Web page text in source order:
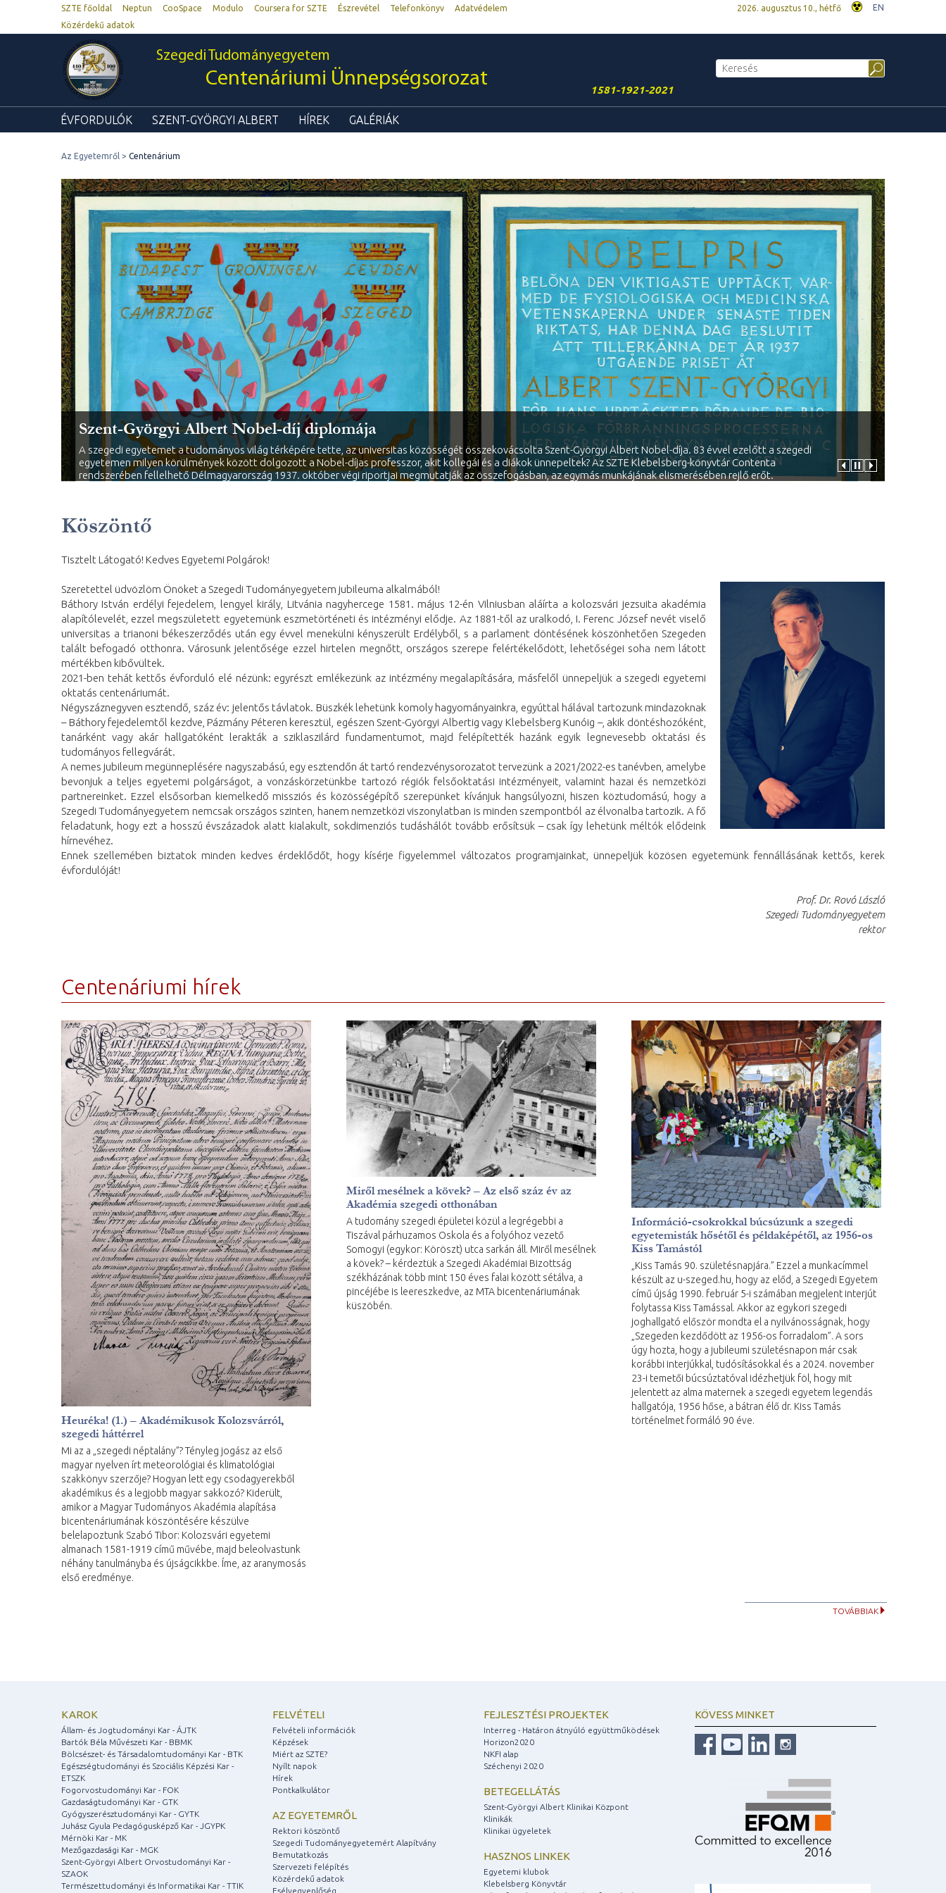
SZTE főoldal Neptun CooSpace Modulo Coursera for SZTE Észrevétel Telefonkönyv
Adatvédelem
Közérdekű adatok
2026. augusztus 10., hétfő EN
Szegedi Tudományegyetem
Centenáriumi Ünnepségsorozat 1581-1921-2021
ÉVFORDULÓK SZENT-GYÖRGYI ALBERT HÍREK GALÉRIÁK
Az Egyetemről Centenárium
Szent-Györgyi Albert Nobel-díj diplomája
A szegedi egyetemet a tudományos világ térképére tette, az universitas közösségét összekovácsolta Szent-Györgyi Albert Nobel-díja. 83 évvel ezelőtt a szegedi
egyetemen milyen körülmények között dolgozott a Nobel-díjas professzor, akit kollegái és a diákok ünnepeltek? Az SZTE Klebelsberg-könyvtár Contenta
rendszerében fellelhető Délmagyarország 1937. október végi riportjai megmutatják az összefogásban, az egymás munkájának elismerésében rejlő erőt.
Köszöntő
Tisztelt Látogató! Kedves Egyetemi Polgárok!
Szeretettel üdvözlöm Önöket a Szegedi Tudományegyetem jubileuma alkalmából!
Báthory István erdélyi fejedelem, lengyel király, Litvánia nagyhercege 1581. május 12-én Vilniusban aláírta a kolozsvári jezsuita akadémia
alapítólevelét, ezzel megszületett egyetemünk eszmetörténeti és intézményi elődje. Az 1881-től az uralkodó, I. Ferenc József nevét viselő
universitas a trianoni békeszerződés után egy évvel menekülni kényszerült Erdélyből, s a parlament döntésének köszönhetően Szegeden
talált befogadó otthonra. Városunk jelentősége ezzel hirtelen megnőtt, országos szerepe felértékelődött, lehetőségei soha nem látott
mértékben kibővültek.
2021-ben tehát kettős évforduló elé nézünk: egyrészt emlékezünk az intézmény megalapítására, másfelől ünnepeljük a szegedi egyetemi
oktatás centenáriumát.
Négyszáznegyven esztendő, száz év: jelentős távlatok. Büszkék lehetünk komoly hagyományainkra, egyúttal hálával tartozunk mindazoknak
– Báthory fejedelemtől kezdve, Pázmány Péteren keresztül, egészen Szent-Györgyi Albertig vagy Klebelsberg Kunóig –, akik döntéshozóként,
tanárként vagy akár hallgatóként lerakták a sziklaszilárd fundamentumot, majd felépítették hazánk egyik legnevesebb oktatási és
tudományos fellegvárát.
A nemes jubileum megünneplésére nagyszabású, egy esztendőn át tartó rendezvénysorozatot tervezünk a 2021/2022-es tanévben, amelybe
bevonjuk a teljes egyetemi polgárságot, a vonzáskörzetünkbe tartozó régiók felsőoktatási intézményeit, valamint hazai és nemzetközi
partnereinket. Ezzel elsősorban kiemelkedő missziós és közösségépítő szerepünket kívánjuk hangsúlyozni, hiszen köztudomású, hogy a
Szegedi Tudományegyetem nemcsak országos szinten, hanem nemzetközi viszonylatban is minden szempontból az élvonalba tartozik. A fő
feladatunk, hogy ezt a hosszú évszázadok alatt kialakult, sokdimenziós tudáshálót tovább erősítsük – csak így lehetünk méltók elődeink
hírnevéhez.
Ennek szellemében biztatok minden kedves érdeklődőt, hogy kísérje figyelemmel változatos programjainkat, ünnepeljük közösen egyetemünk fennállásának kettős, kerek
évfordulóját!
Prof. Dr. Rovó László
Szegedi Tudományegyetem
rektor
Centenáriumi hírek
Heuréka! (1.) – Akadémikusok Kolozsvárról,
szegedi háttérrel
Mi az a „szegedi néptalány”? Tényleg jogász az első
magyar nyelven írt meteorológiai és klimatológiai
szakkönyv szerzője? Hogyan lett egy csodagyerekből
akadémikus és a legjobb magyar sakkozó? Kiderült,
amikor a Magyar Tudományos Akadémia alapítása
bicentenáriumának köszöntésére készülve
belelapoztunk Szabó Tibor: Kolozsvári egyetemi
almanach 1581-1919 című művébe, majd beleolvastunk
néhány tanulmányba és újságcikkbe. Íme, az aranymosás
első eredménye.
Miről mesélnek a kövek? – Az első száz év az
Akadémia szegedi otthonában
A tudomány szegedi épületei közül a legrégebbi a
Tiszával párhuzamos Oskola és a folyóhoz vezető
Somogyi (egykor: Köröszt) utca sarkán áll. Miről mesélnek
a kövek? – kérdeztük a Szegedi Akadémiai Bizottság
székházának több mint 150 éves falai között sétálva, a
pincéjébe is leereszkedve, az MTA bicentenáriumának
küszöbén.
Információ-csokrokkal búcsúzunk a szegedi
egyetemisták hősétől és példaképétől, az 1956-os
Kiss Tamástól
„Kiss Tamás 90. születésnapjára.” Ezzel a munkacímmel
készült az u-szeged.hu, hogy az előd, a Szegedi Egyetem
című újság 1990. február 5-i számában megjelent interjút
folytassa Kiss Tamással. Akkor az egykori szegedi
joghallgató először mondta el a nyilvánosságnak, hogy
„Szegeden kezdődött az 1956-os forradalom”. A sors
úgy hozta, hogy a jubileumi születésnapon már csak
korábbi interjúkkal, tudósításokkal és a 2024. november
23-i temetői búcsúztatóval idézhetjük föl, hogy mit
jelentett az alma maternek a szegedi egyetem legendás
hallgatója, 1956 hőse, a bátran élő dr. Kiss Tamás
történelmet formáló 90 éve.
TOVÁBBIAK
KAROK
Állam- és Jogtudományi Kar - ÁJTK
Bartók Béla Művészeti Kar - BBMK
Bölcsészet- és Társadalomtudományi Kar - BTK
Egészségtudományi és Szociális Képzési Kar -
ETSZK
Fogorvostudományi Kar - FOK
Gazdaságtudományi Kar - GTK
Gyógyszerésztudományi Kar - GYTK
Juhász Gyula Pedagógusképző Kar - JGYPK
Mérnöki Kar - MK
Mezőgazdasági Kar - MGK
Szent-Györgyi Albert Orvostudományi Kar -
SZAOK
Természettudományi és Informatikai Kar - TTIK
FELVÉTELI
Felvételi információk
Képzések
Miért az SZTE?
Nyílt napok
Hírek
Pontkalkulátor
AZ EGYETEMRŐL
Rektori köszöntő
Szegedi Tudományegyetemért Alapítvány
Bemutatkozás
Szervezeti felépítés
Közérdekű adatok
Esélyegyenlőség
FEJLESZTÉSI PROJEKTEK
Interreg - Határon átnyúló együttműködések
Horizon2020
NKFI alap
Széchenyi 2020
BETEGELLÁTÁS
Szent-Györgyi Albert Klinikai Központ
Klinikák
Klinikai ügyeletek
HASZNOS LINKEK
Egyetemi klubok
Klebelsberg Könyvtár
KÖVESS MINKET